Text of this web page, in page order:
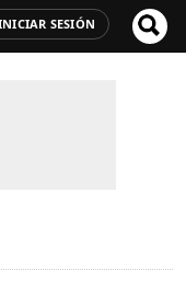
SESIÓN